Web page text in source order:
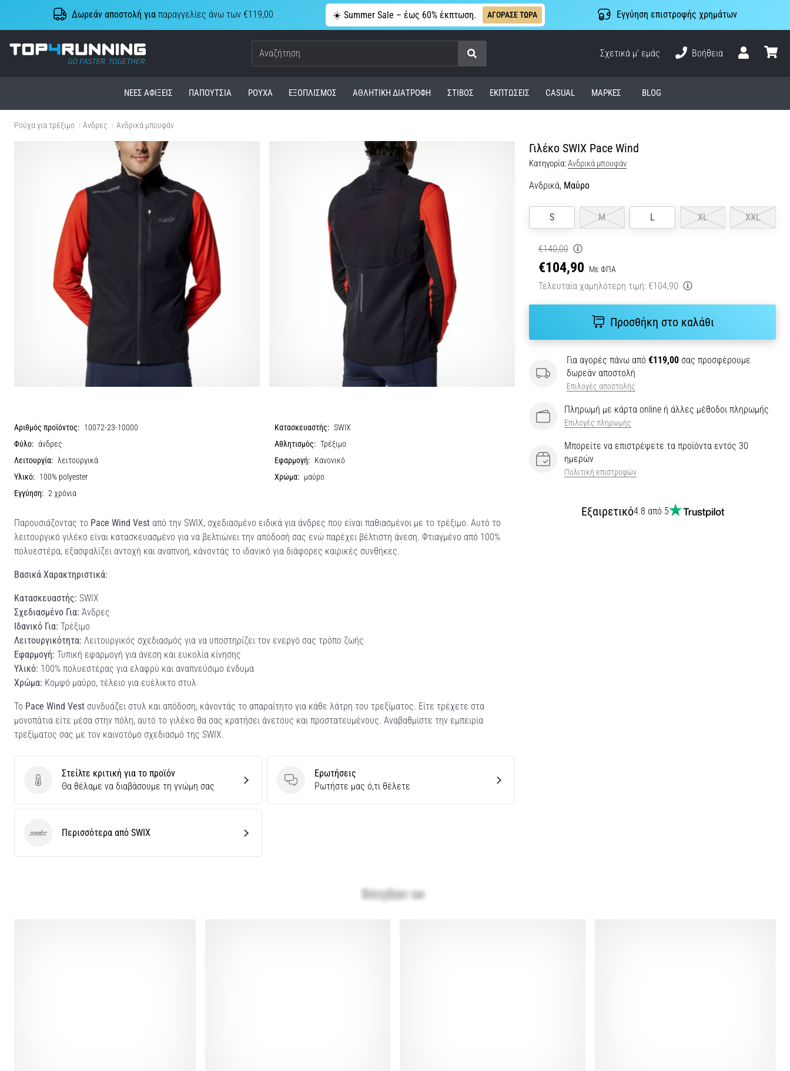
Δωρεάν αποστολή γιαπαραγγελίες άνω των €119,00 ☀️ Summer Sale – έως 60% έκπτωση. ΑΓΟΡΑΣΕ ΤΩΡΑ Εγγύηση επιστροφής χρημάτων
Top4Running.cy
Αναζήτηση
Σχετικά μ' εμάς
Βοήθεια
ΝΈΕΣ ΑΦΊΞΕΙΣ ΠΑΠΟΎΤΣΙΑ ΡΟΎΧΑ ΕΞΟΠΛΙΣΜΌΣ ΑΘΛΗΤΙΚΉ ΔΙΑΤΡΟΦΉ ΣΤΊΒΟΣ ΕΚΠΤΩΣΕΙΣ CASUAL ΜΆΡΚΕΣ BLOG
Ρούχα για τρέξιμο Άνδρες Ανδρικά μπουφάν
Γιλέκο SWIX Pace Wind
Κατηγορία:Ανδρικά μπουφάν
Ανδρικά, Μαύρο
S M L XL XXL
€140,00
€104,90 Με ΦΠΑ
Τελευταία χαμηλότερη τιμή: €104,90
Προσθήκη στο καλάθι
Για αγορές πάνω από €119,00 σας προσφέρουμε
δωρεάν αποστολή
Επιλογές αποστολής
Πληρωμή με κάρτα online ή άλλες μέθοδοι πληρωμής
Επιλογές πληρωμής
Μπορείτε να επιστρέψετε τα προϊόντα εντός 30
ημερών
Πολιτική επιστροφών
Εξαιρετικό4.8 από 5
Αριθμός προϊόντος: 10072-23-10000 Κατασκευαστής: SWIX
Φύλο: άνδρες Αθλητισμός: Τρέξιμο
Λειτουργία: λειτουργικά Εφαρμογή: Κανονικό
Υλικό: 100% polyester Χρώμα: μαύρο
Εγγύηση: 2 χρόνια
Παρουσιάζοντας το Pace Wind Vest από την SWIX, σχεδιασμένο ειδικά για άνδρες που είναι παθιασμένοι με το τρέξιμο. Αυτό το
λειτουργικό γιλέκο είναι κατασκευασμένο για να βελτιώνει την απόδοσή σας ενώ παρέχει βέλτιστη άνεση. Φτιαγμένο από 100%
πολυεστέρα, εξασφαλίζει αντοχή και αναπνοή, κάνοντάς το ιδανικό για διάφορες καιρικές συνθήκες.
Βασικά Χαρακτηριστικά:
Κατασκευαστής: SWIX
Σχεδιασμένο Για: Άνδρες
Ιδανικό Για: Τρέξιμο
Λειτουργικότητα: Λειτουργικός σχεδιασμός για να υποστηρίζει τον ενεργό σας τρόπο ζωής
Εφαρμογή: Τυπική εφαρμογή για άνεση και ευκολία κίνησης
Υλικό: 100% πολυεστέρας για ελαφρύ και αναπνεύσιμο ένδυμα
Χρώμα: Κομψό μαύρο, τέλειο για ευέλικτο στυλ
Το Pace Wind Vest συνδυάζει στυλ και απόδοση, κάνοντάς το απαραίτητο για κάθε λάτρη του τρεξίματος. Είτε τρέχετε στα
μονοπάτια είτε μέσα στην πόλη, αυτό το γιλέκο θα σας κρατήσει άνετους και προστατευμένους. Αναβαθμίστε την εμπειρία
τρεξίματος σας με τον καινοτόμο σχεδιασμό της SWIX.
Στείλτε κριτική για το προϊόν
Στείλτε κριτική για το προϊόν
Θα θέλαμε να διαβάσουμε τη γνώμη σας
Ερωτήσεις
Ερωτήσεις
Ρωτήστε μας ό,τι θέλετε
SWIX Περισσότερα από SWIX